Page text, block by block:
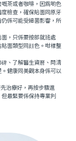
茶或者咖啡，因爲啲色
檢查，確保貼面同原牙
係可能受細菌影響，所
，只係要按部就班處
面類型同顔色。咁樣整
、了解醫生資曆、問清
健康同美觀本身係可以
治療好，再按步驟進
最緊要係保持專業判